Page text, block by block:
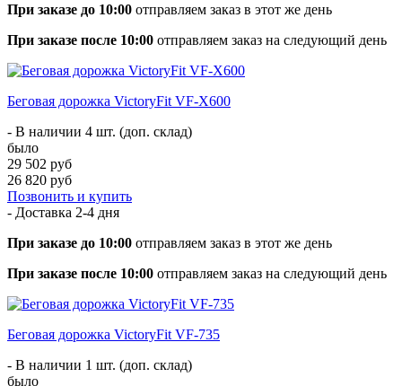
При заказе до 10:00 отправляем заказ в этот же день
При заказе после 10:00 отправляем заказ на следующий день
Беговая дорожка VictoryFit VF-X600
- В наличии 4 шт. (доп. склад)
было
29 502 руб
26 820 руб
Позвонить и купить
- Доставка 2-4 дня
При заказе до 10:00 отправляем заказ в этот же день
При заказе после 10:00 отправляем заказ на следующий день
Беговая дорожка VictoryFit VF-735
- В наличии 1 шт. (доп. склад)
было